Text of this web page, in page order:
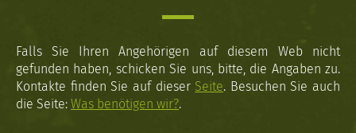
Falls Sie Ihren Angehörigen auf diesem Web nicht
gefunden haben, schicken Sie uns, bitte, die Angaben zu.
Kontakte finden Sie auf dieser Seite. Besuchen Sie auch
die Seite: Was benötigen wir?.